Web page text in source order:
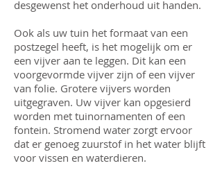
desgewenst het onderhoud uit handen.
Ook als uw tuin het formaat van een
postzegel heeft, is het mogelijk om er
een vijver aan te leggen. Dit kan een
voorgevormde vijver zijn of een vijver
van folie. Grotere vijvers worden
uitgegraven. Uw vijver kan opgesierd
worden met tuinornamenten of een
fontein. Stromend water zorgt ervoor
dat er genoeg zuurstof in het water blijft
voor vissen en waterdieren.